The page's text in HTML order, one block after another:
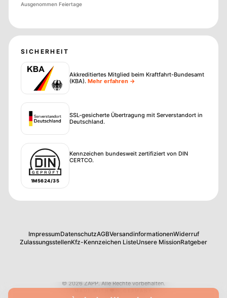
Ausgenommen Feiertage
SICHERHEIT
Akkreditiertes Mitglied beim Kraftfahrt-Bundesamt
(KBA). Mehr erfahren →
SSL-gesicherte Übertragung mit Serverstandort in
Deutschland.
1M5624/35
Kennzeichen bundesweit zertifiziert von DIN
CERTCO.
ImpressumDatenschutzAGBVersandinformationenWiderruf
ZulassungsstellenKfz-Kennzeichen ListeUnsere MissionRatgeber
© 2026 ZAPP. Alle Rechte vorbehalten.